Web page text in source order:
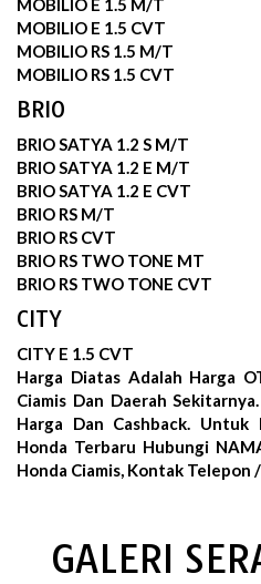
MOBILIO E 1.5 M/T
MOBILIO E 1.5 CVT
MOBILIO RS 1.5 M/T
MOBILIO RS 1.5 CVT
BRIO
BRIO SATYA 1.2 S M/T
BRIO SATYA 1.2 E M/T
BRIO SATYA 1.2 E CVT
BRIO RS M/T
BRIO RS CVT
BRIO RS TWO TONE MT
BRIO RS TWO TONE CVT
CITY
CITY E 1.5 CVT
Harga Diatas Adalah Harga
Ciamis Dan Daerah
Harga Dan Cashback.
Honda Terbaru Hubungi
Honda Ciamis, Kontak Telepon
GALERI